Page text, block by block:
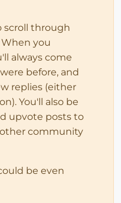
scroll through
you
always come
before, and
replies (either
You'll also be
upvote posts to
community
be even